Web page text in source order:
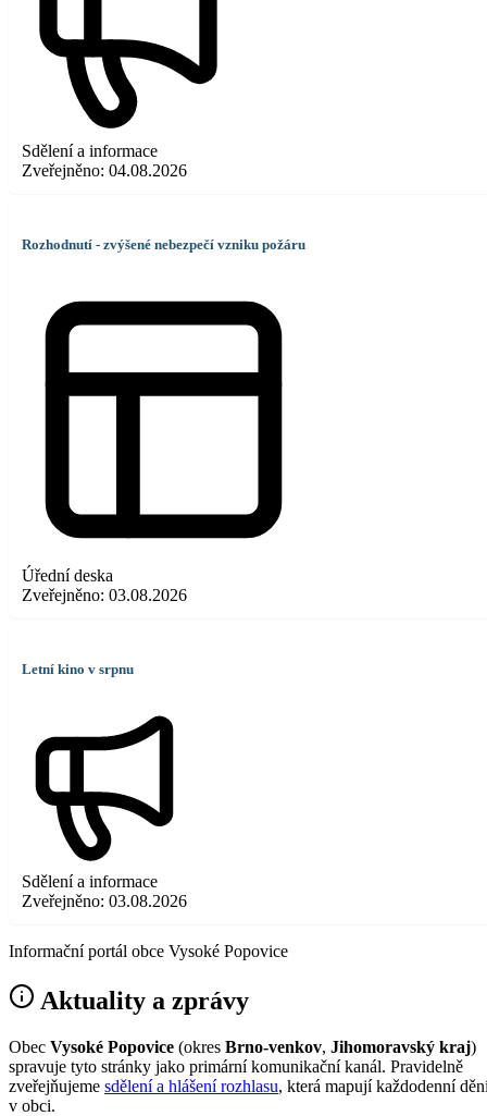
Sdělení a informace
Zveřejněno: 04.08.2026
Rozhodnutí - zvýšené nebezpečí vzniku požáru
Úřední deska
Zveřejněno: 03.08.2026
Letní kino v srpnu
Sdělení a informace
Zveřejněno: 03.08.2026
Informační portál obce Vysoké Popovice
Aktuality a zprávy
Obec Vysoké Popovice (okres Brno-venkov, Jihomoravský kraj)
spravuje tyto stránky jako primární komunikační kanál. Pravidelně
zveřejňujeme sdělení a hlášení rozhlasu, která mapují každodenní
v obci.